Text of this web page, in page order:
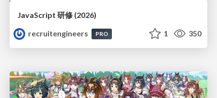
JavaScript 研修 (2026)
recruitengineers
PRO 1 350